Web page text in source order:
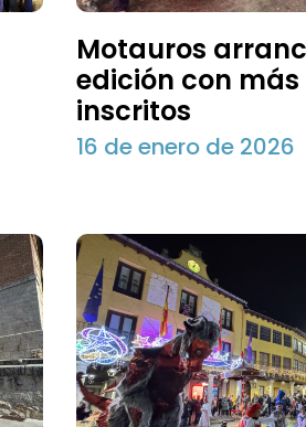
Motauros
edición con más
inscritos
16 de enero de 2026